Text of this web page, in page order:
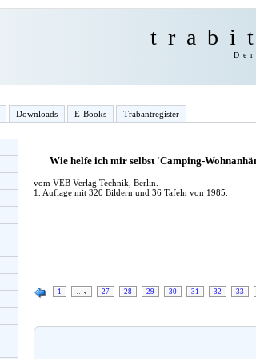
Downloads E-Books Trabantregister
Wie helfe ich mir selbst 'Camping-
vom VEB Verlag Technik, Berlin.
1. Auflage mit 320 Bildern und 36 Tafeln von 1985.
1 … 27 28 29 30 31 32 33